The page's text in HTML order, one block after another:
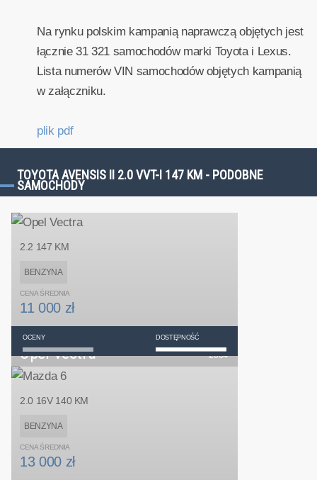
Na rynku polskim kampanią naprawczą objętych jest
łącznie 31 321 samochodów marki Toyota i Lexus.
Lista numerów VIN samochodów objętych kampanią
w załączniku.
plik pdf
TOYOTA AVENSIS II 2.0 VVT-I 147 KM - PODOBNE
SAMOCHODY
Opel Vectra
2.2 147 KM
BENZYNA
2004
CENA ŚREDNIA
11 000 zł
OCENY DOSTĘPNOŚĆ
2.0 16V 140 KM
BENZYNA
CENA ŚREDNIA
13 000 zł